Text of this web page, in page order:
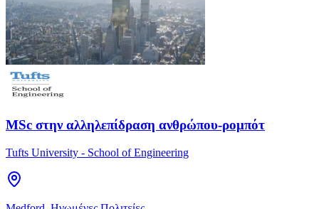
MSc στην αλληλεπίδραση ανθρώπου-ρομπότ
Tufts University - School of Engineering